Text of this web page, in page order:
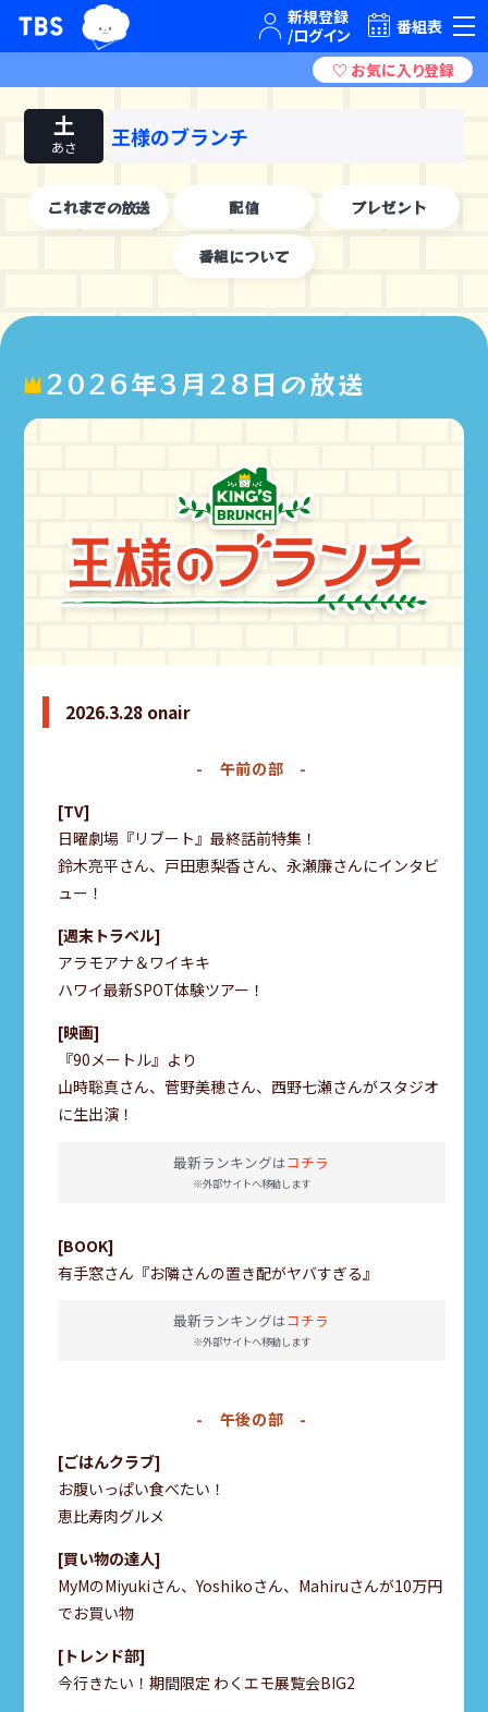
TBSテレビ｜ときめくときを。 番組表
土
あさ 王様のブランチ
これまでの放送 配信 プレゼント
番組について
2026年3月28日の放送
2026.3.28 onair
- 午前の部 -
TV
日曜劇場『リブート』最終話前特集！
鈴木亮平さん、戸田恵梨香さん、永瀬廉さんにインタビ
ュー！
週末トラベル
アラモアナ＆ワイキキ
ハワイ最新SPOT体験ツアー！
映画
『90メートル』より
山時聡真さん、菅野美穂さん、西野七瀬さんがスタジオ
に生出演！
最新ランキングはコチラ
※外部サイトへ移動します
BOOK
有手窓さん『お隣さんの置き配がヤバすぎる』
最新ランキングはコチラ
※外部サイトへ移動します
- 午後の部 -
ごはんクラブ
お腹いっぱい食べたい！
恵比寿肉グルメ
買い物の達人
MyMのMiyukiさん、Yoshikoさん、Mahiruさんが10万円
でお買い物
トレンド部
今行きたい！期間限定 わくエモ展覧会BIG2